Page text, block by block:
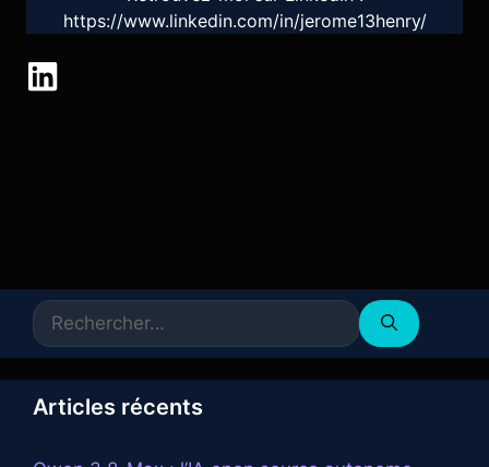
https://www.linkedin.com/in/jerome13henry/
Rechercher :
Articles récents